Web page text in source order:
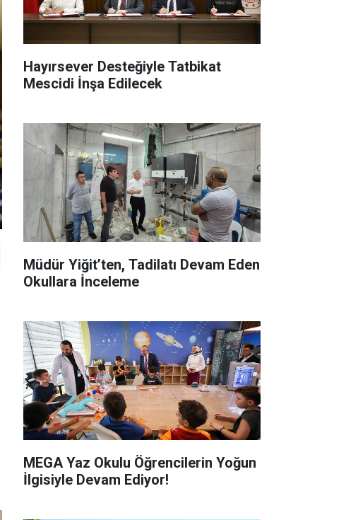
Hayırsever Desteğiyle Tatbikat
Mescidi İnşa Edilecek
Müdür Yiğit’ten, Tadilatı Devam Eden
Okullara İnceleme
MEGA Yaz Okulu Öğrencilerin Yoğun
İlgisiyle Devam Ediyor!